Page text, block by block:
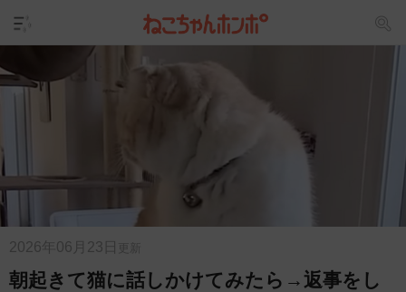
2026年06月23日 更新
朝起きて猫に話しかけてみたら→返事をし